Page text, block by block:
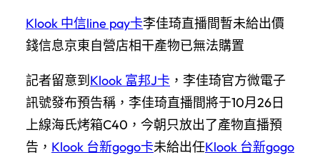
Klook 中信line pay卡李佳琦直播間暫未給出價
錢信息京東自營店相干產物已無法購置
記者留意到 Klook 富邦J卡 ，李佳琦官方微電子
訊號發布預告稱，李佳琦直播間將于10月26日
上線海氏烤箱C40，今朝只放出了產物直播預
告， Klook 台新gogo卡未給出任Klook 台新gogo